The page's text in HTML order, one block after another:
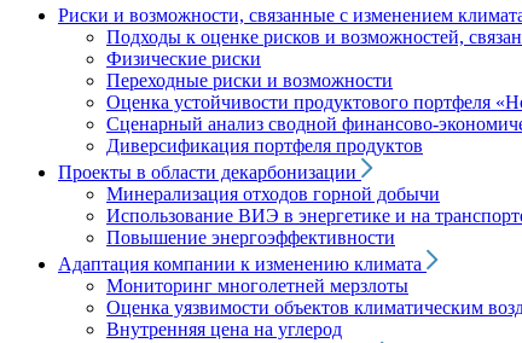
Риски и возможности, связанные с изменением
Подходы к оценке рисков и возможностей,
Физические риски
Переходные риски и возможности
Оценка устойчивости продуктового портфеля
Сценарный анализ сводной финансово-
Диверсификация портфеля продуктов
Проекты в области декарбонизации
Минерализация отходов горной добычи
Использование ВИЭ в энергетике и на
Повышение энергоэффективности
Адаптация компании к изменению климата
Мониторинг многолетней мерзлоты
Оценка уязвимости объектов климатическим
Внутренняя цена на углерод